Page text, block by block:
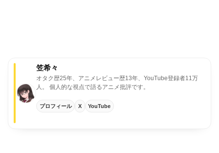
笠希々
オタク歴25年、アニメレビュー歴13年、YouTube登録者11万
人。
個人的な視点で語るアニメ批評です。
プロフィール X YouTube